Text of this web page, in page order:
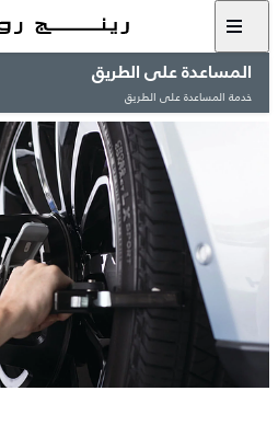
المساعدة على الطريق
خدمة المساعدة على الطريق